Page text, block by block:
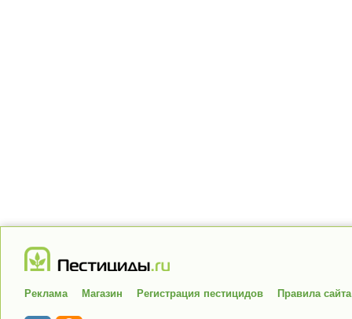
Реклама Магазин Регистрация пестицидов Правила сайта